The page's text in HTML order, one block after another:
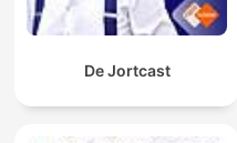
De Jortcast